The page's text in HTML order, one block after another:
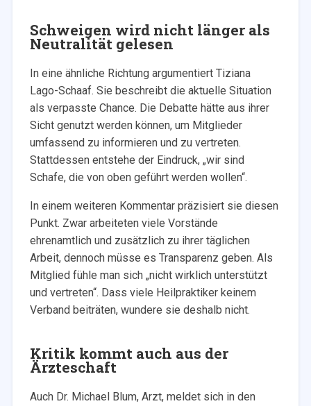
Schweigen wird nicht länger als
Neutralität gelesen
In eine ähnliche Richtung argumentiert Tiziana
Lago-Schaaf. Sie beschreibt die aktuelle Situation
als verpasste Chance. Die Debatte hätte aus ihrer
Sicht genutzt werden können, um Mitglieder
umfassend zu informieren und zu vertreten.
Stattdessen entstehe der Eindruck, „wir sind
Schafe, die von oben geführt werden wollen“.
In einem weiteren Kommentar präzisiert sie diesen
Punkt. Zwar arbeiteten viele Vorstände
ehrenamtlich und zusätzlich zu ihrer täglichen
Arbeit, dennoch müsse es Transparenz geben. Als
Mitglied fühle man sich „nicht wirklich unterstützt
und vertreten“. Dass viele Heilpraktiker keinem
Verband beiträten, wundere sie deshalb nicht.
Kritik kommt auch aus der
Ärzteschaft
Auch Dr. Michael Blum, Arzt, meldet sich in den